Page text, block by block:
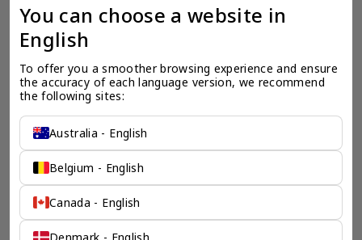
一个全服务咨询公司为您
保驾护航
奕资环球是您值得信赖的海外合作伙伴。我们是香港伦敦奕资
咨询有限公司的零售咨询部门，这是一家总部位于香港的全球
咨询机构，接触世界50个市场，约占全球GDP的72%。
凭借其战略优势，我们可以将客户与全球市场的机遇联系起
来，并为21个行业的客户提供服务。
了解香港伦敦奕资咨询有限公司 >
You can choose a website in
English
To offer you a smoother browsing experience and ensure
the accuracy of each language version, we recommend
the following sites:
Australia - English
Belgium - English
Canada - English
Denmark - English